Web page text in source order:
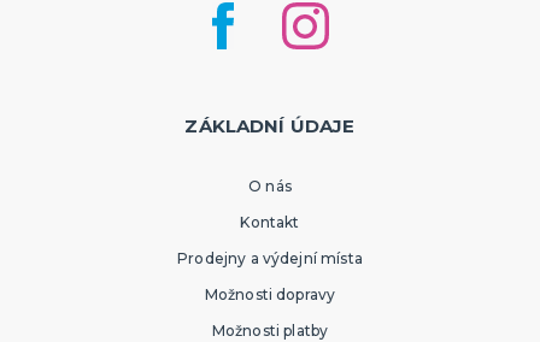
ZÁKLADNÍ ÚDAJE
O nás
Kontakt
Prodejny a výdejní místa
Možnosti dopravy
Možnosti platby